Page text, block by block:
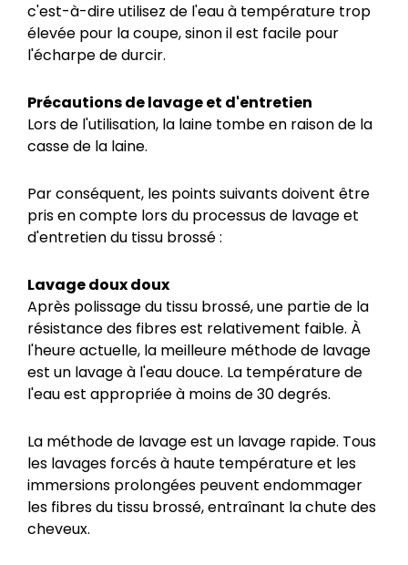
c'est-à-dire utilisez de l'eau à température trop
élevée pour la coupe, sinon il est facile pour
l'écharpe de durcir.
Précautions de lavage et d'entretien
Lors de l'utilisation, la laine tombe en raison de la
casse de la laine.
Par conséquent, les points suivants doivent être
pris en compte lors du processus de lavage et
d'entretien du tissu brossé :
Lavage doux doux
Après polissage du tissu brossé, une partie de la
résistance des fibres est relativement faible. À
l'heure actuelle, la meilleure méthode de lavage
est un lavage à l'eau douce. La température de
l'eau est appropriée à moins de 30 degrés.
La méthode de lavage est un lavage rapide. Tous
les lavages forcés à haute température et les
immersions prolongées peuvent endommager
les fibres du tissu brossé, entraînant la chute des
cheveux.